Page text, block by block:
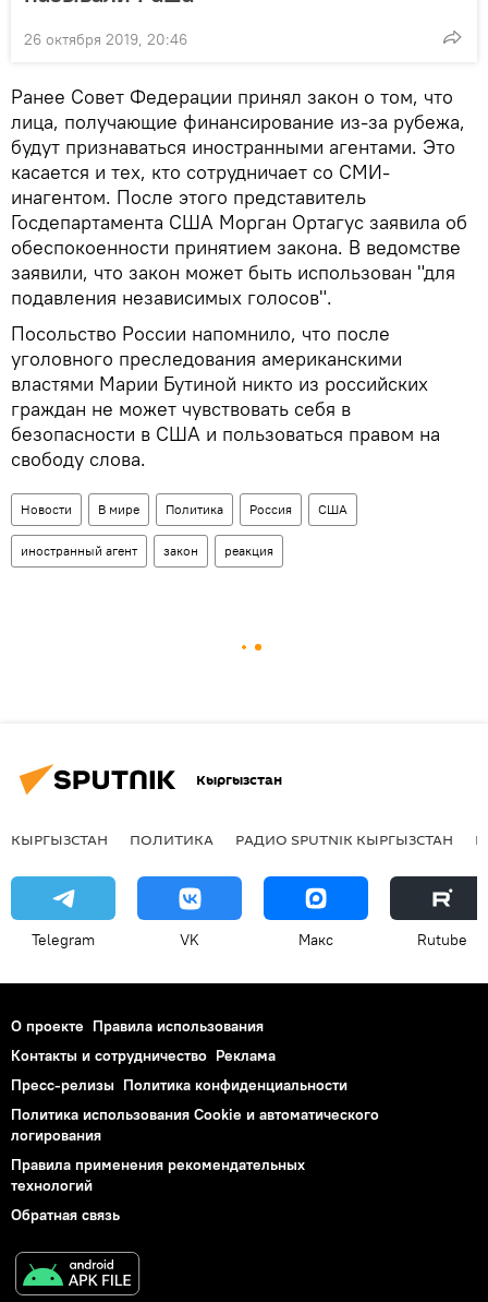
26 октября 2019, 20:46
Ранее Совет Федерации принял закон о том, что
лица, получающие финансирование из-за рубежа,
будут признаваться иностранными агентами. Это
касается и тех, кто сотрудничает со СМИ-
инагентом. После этого представитель
Госдепартамента США Морган Ортагус заявила об
обеспокоенности принятием закона. В ведомстве
заявили, что закон может быть использован "для
подавления независимых голосов".
Посольство России напомнило, что после
уголовного преследования американскими
властями Марии Бутиной никто из российских
граждан не может чувствовать себя в
безопасности в США и пользоваться правом на
свободу слова.
Новости В мире Политика Россия США
иностранный агент закон реакция
Кыргызстан
КЫРГЫЗСТАН ПОЛИТИКА РАДИО SPUTNIK КЫРГЫЗСТАН
Telegram VK Макс Rutube
О проекте Правила использования
Контакты и сотрудничество Реклама
Пресс-релизы Политика конфиденциальности
Политика использования Cookie и автоматического
логирования
Правила применения рекомендательных
технологий
Обратная связь